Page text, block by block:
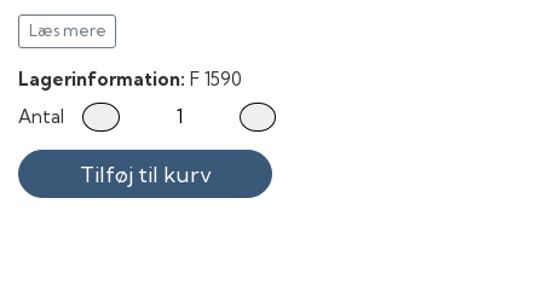
forretningsideer. Søs og Palle holder fødselsdagsfest for
de unge på 40. Men da Bo efter festen uforvarende får
kendskab til Kaj Holgers handlinger forud for Eriks
selvmord, sætter det en lavine i gang i hele familien.
CD Soundtrack:
DR RadioUnderholdningsOrkestret – Krøniken Tema
Læs mere
Lagerinformation: F 1590
Antal
Tilføj til kurv